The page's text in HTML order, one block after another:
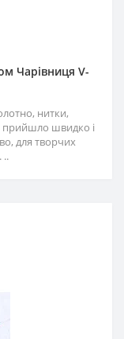
Чарівниця V-
нитки,
прийшло швидко і
для творчих
..